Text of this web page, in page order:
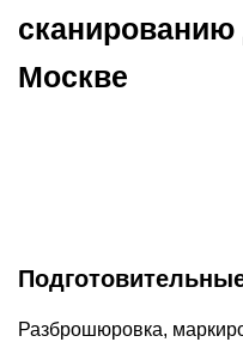
Москве
Разброшюровка,